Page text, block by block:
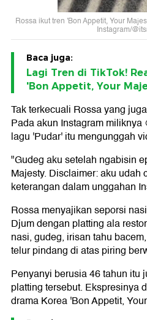
Rossa ikut tren 'Bon Appetit, Your
Instagram/
Baca juga:
Lagi Tren di TikTok!
'Bon Appetit, Your
Tak terkecuali Rossa yang
Pada akun Instagram
lagu 'Pudar' itu mengunggah
"Gudeg aku setelah ngabisin
Majesty. Disclaimer: aku udah
keterangan dalam unggahan
Rossa menyajikan seporsi
Djum dengan platting ala
nasi, gudeg, irisan tahu
telur pindang di atas piring
Penyanyi berusia 46 tahun itu
platting tersebut. Ekspresinya
drama Korea 'Bon Appetit,